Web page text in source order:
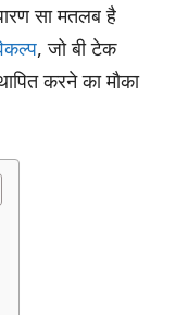
सा मतलब है
, जो बी टेक
करने का मौका